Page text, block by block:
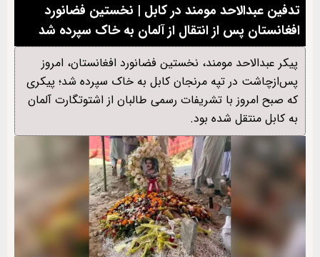
تدفین عبدالاحد مومند در کابل | نخستین فضانورد
افغانستان پس از انتقال از آلمان به خاک سپرده شد
پیکر عبدالاحد مومند، نخستین فضانورد افغانستان، امروز
پس‌ازچاشت در تپه مرنجان کابل به خاک سپرده شد؛ پیکری
که صبح امروز با تشریفات رسمی طالبان از اشتوتگارت آلمان
به کابل منتقل شده بود.